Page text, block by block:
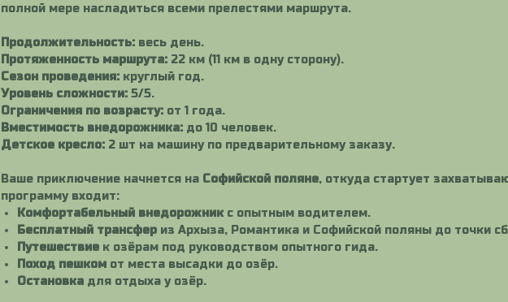
полной мере насладиться всеми прелестями маршрута.
Продолжительность: весь день.
Протяженность маршрута: 22 км (11 км в одну сторону).
Сезон проведения: круглый год.
Уровень сложности: 5/5.
Ограничения по возрасту: от 1 года.
Вместимость внедорожника: до 10 человек.
Детское кресло: 2 шт на машину по предварительному заказу.
Ваше приключение начнется на Софийской поляне, откуда стартует
программу входит:
Комфортабельный внедорожник с опытным водителем.
Бесплатный трансфер из Архыза, Романтика и Софийской поляны до точки
Путешествие к озёрам под руководством опытного гида.
Поход пешком от места высадки до озёр.
Остановка для отдыха у озёр.